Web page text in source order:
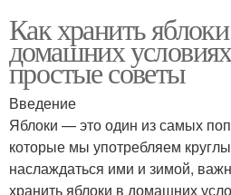
Как хранить
домашних
простые советы
Введение
Яблоки — это один из самых
которые мы употребляем
наслаждаться ими и зимой,
хранить яблоки в домашних